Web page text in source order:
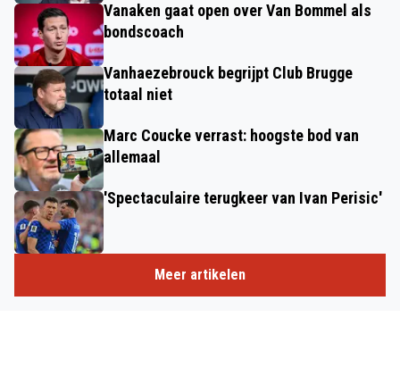
Vanaken gaat open over Van Bommel als
bondscoach
Vanhaezebrouck begrijpt Club Brugge
totaal niet
Marc Coucke verrast: hoogste bod van
allemaal
'Spectaculaire terugkeer van Ivan Perisic'
Meer artikelen